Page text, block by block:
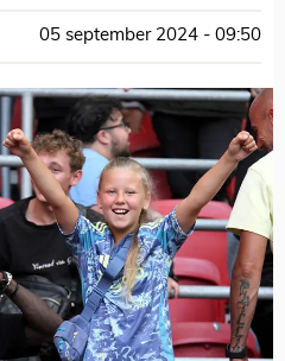
05 september 2024 - 09:50